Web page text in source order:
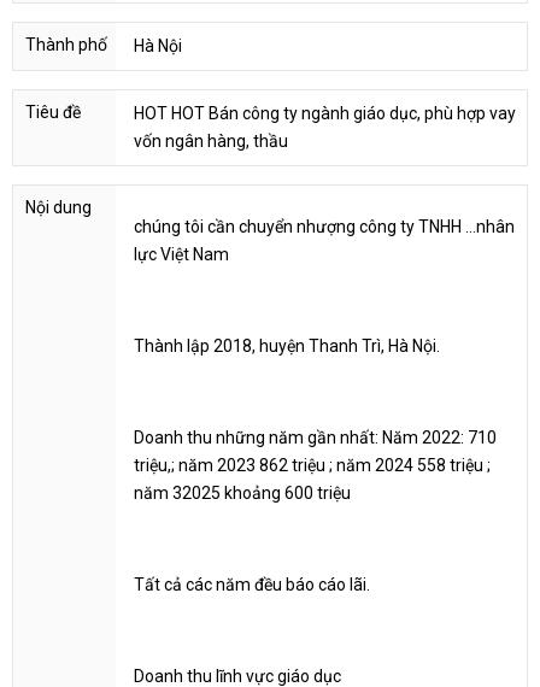
Hà Nội
HOT HOT Bán công ty ngành giáo dục, phù hợp vay
vốn ngân hàng, thầu
chúng tôi cần chuyển nhượng công ty TNHH ...nhân
lực Việt Nam
Thành lập 2018, huyện Thanh Trì, Hà Nội.
Doanh thu những năm gần nhất: Năm 2022: 710
triệu,; năm 2023 862 triệu ; năm 2024 558 triệu ;
năm 32025 khoảng 600 triệu
Tất cả các năm đều báo cáo lãi.
Doanh thu lĩnh vực giáo dục